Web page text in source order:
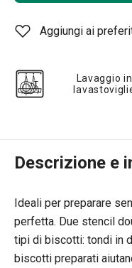
Aggiungi ai
Lavaggio in
Descrizione e
Ideali per preparare
perfetta. Due stencil
tipi di biscotti: tondi in
biscotti preparati